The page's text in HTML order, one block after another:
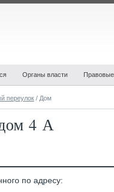
Органы власти
переулок / Дом
4 А
по адресу: